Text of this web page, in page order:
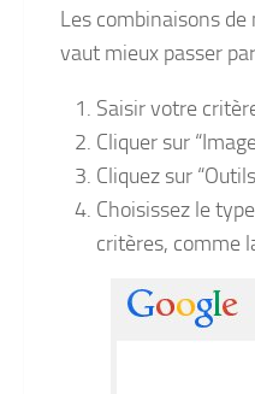
Les combinaisons
vaut mieux passer
Saisir votre
Cliquer sur
Cliquez sur
Choisissez le
critères, comme